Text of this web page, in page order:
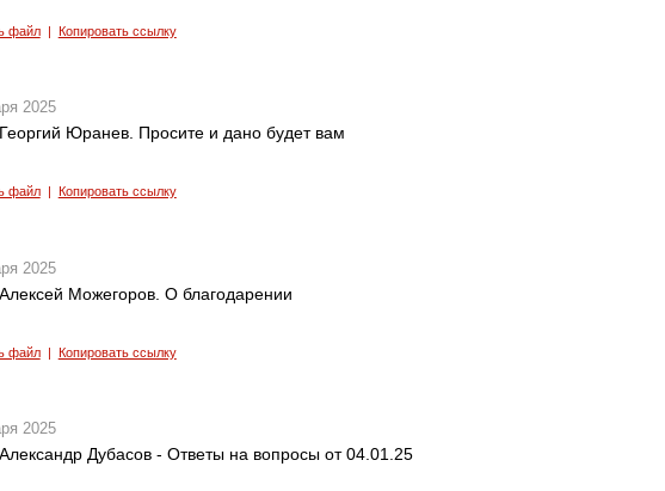
файл| Копировать ссылку
2025
Юранев. Просите и дано будет вам
файл| Копировать ссылку
2025
Можегоров. О благодарении
файл| Копировать ссылку
2025
Дубасов - Ответы на вопросы от 04.01.25